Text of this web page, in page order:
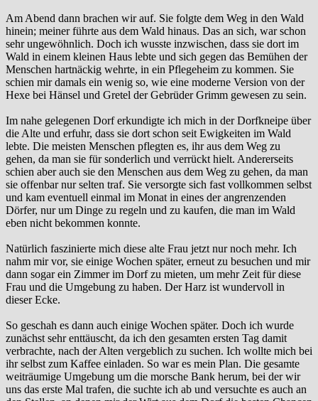
Am Abend dann brachen wir auf. Sie folgte dem Weg in den Wald
hinein; meiner führte aus dem Wald hinaus. Das an sich, war schon
sehr ungewöhnlich. Doch ich wusste inzwischen, dass sie dort im
Wald in einem kleinen Haus lebte und sich gegen das Bemühen der
Menschen hartnäckig wehrte, in ein Pflegeheim zu kommen. Sie
schien mir damals ein wenig so, wie eine moderne Version von der
Hexe bei Hänsel und Gretel der Gebrüder Grimm gewesen zu sein.
Im nahe gelegenen Dorf erkundigte ich mich in der Dorfkneipe über
die Alte und erfuhr, dass sie dort schon seit Ewigkeiten im Wald
lebte. Die meisten Menschen pflegten es, ihr aus dem Weg zu
gehen, da man sie für sonderlich und verrückt hielt. Andererseits
schien aber auch sie den Menschen aus dem Weg zu gehen, da man
sie offenbar nur selten traf. Sie versorgte sich fast vollkommen selbst
und kam eventuell einmal im Monat in eines der angrenzenden
Dörfer, nur um Dinge zu regeln und zu kaufen, die man im Wald
eben nicht bekommen konnte.
Natürlich faszinierte mich diese alte Frau jetzt nur noch mehr. Ich
nahm mir vor, sie einige Wochen später, erneut zu besuchen und mir
dann sogar ein Zimmer im Dorf zu mieten, um mehr Zeit für diese
Frau und die Umgebung zu haben. Der Harz ist wundervoll in
dieser Ecke.
So geschah es dann auch einige Wochen später. Doch ich wurde
zunächst sehr enttäuscht, da ich den gesamten ersten Tag damit
verbrachte, nach der Alten vergeblich zu suchen. Ich wollte mich bei
ihr selbst zum Kaffee einladen. So war es mein Plan. Die gesamte
weiträumige Umgebung um die morsche Bank herum, bei der wir
uns das erste Mal trafen, die suchte ich ab und versuchte es auch an